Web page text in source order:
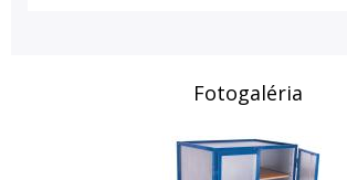
Fotogaléria